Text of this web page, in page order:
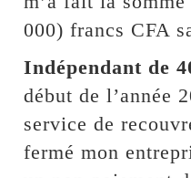
000) francs CFA
Indépendant de
début de l’année
service de
fermé mon